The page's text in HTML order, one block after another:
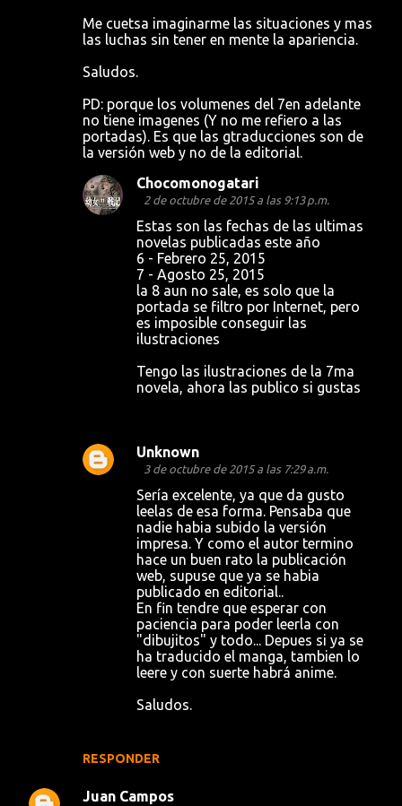
Me cuetsa imaginarme las situaciones y mas
las luchas sin tener en mente la apariencia.
Saludos.
PD: porque los volumenes del 7en adelante
no tiene imagenes (Y no me refiero a las
portadas). Es que las gtraducciones son de
la versión web y no de la editorial.
RESPONDER
Chocomonogatari
2 de octubre de 2015 a las 9:13 p.m.
Estas son las fechas de las ultimas
novelas publicadas este año
6 - Febrero 25, 2015
7 - Agosto 25, 2015
la 8 aun no sale, es solo que la
portada se filtro por Internet, pero
es imposible conseguir las
ilustraciones
Tengo las ilustraciones de la 7ma
novela, ahora las publico si gustas
Unknown
3 de octubre de 2015 a las 7:29 a.m.
Sería excelente, ya que da gusto
leelas de esa forma. Pensaba que
nadie habia subido la versión
impresa. Y como el autor termino
hace un buen rato la publicación
web, supuse que ya se habia
publicado en editorial..
En fin tendre que esperar con
paciencia para poder leerla con
"dibujitos" y todo... Depues si ya se
ha traducido el manga, tambien lo
leere y con suerte habrá anime.
Saludos.
Juan Campos